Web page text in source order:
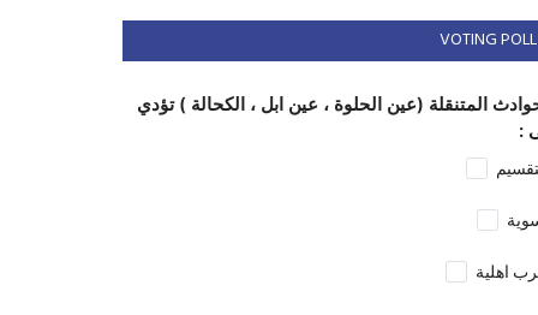
VOTING POLL
المتنقلة (عين الحلوة ، عين ابل ، الكحالة ) تؤدي
:
اهلية